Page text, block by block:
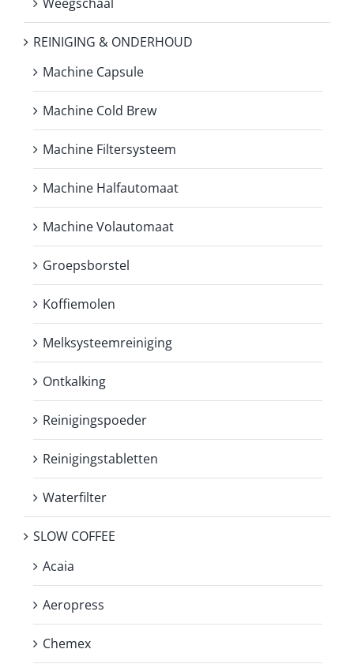
REINIGING & ONDERHOUD
Machine Capsule
Machine Cold Brew
Machine Filtersysteem
Machine Halfautomaat
Machine Volautomaat
Groepsborstel
Koffiemolen
Melksysteemreiniging
Ontkalking
Reinigingspoeder
Reinigingstabletten
Waterfilter
SLOW COFFEE
Acaia
Aeropress
Chemex